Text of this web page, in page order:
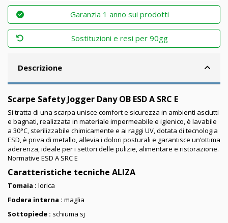
Garanzia 1 anno sui prodotti
Sostituzioni e resi per 90gg
Descrizione
Scarpe Safety Jogger Dany OB ESD A SRC E
Si tratta di una scarpa unisce comfort e sicurezza in ambienti asciutti
e bagnati, realizzata in materiale impermeabile e igienico, è lavabile
a 30°C, sterilizzabile chimicamente e ai raggi UV, dotata di tecnologia
ESD, è priva di metallo, allevia i dolori posturali e garantisce un’ottima
aderenza, ideale per i settori delle pulizie, alimentare e ristorazione.
Normative ESD A SRC E
Caratteristiche tecniche ALIZA
Tomaia : lorica
Fodera interna : maglia
Sottopiede : schiuma sj